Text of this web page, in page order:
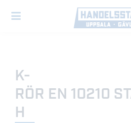
K-
RÖR EN 10210
H